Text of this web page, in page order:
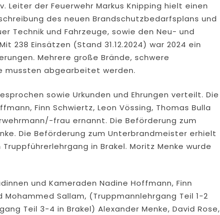
der Feuerwehr Markus Knipping hielt einen
des neuen Brandschutzbedarfsplans und
Technik und Fahrzeuge, sowie den Neu- und
238 Einsätzen (Stand 31.12.2024) war 2024 ein
Mehrere große Brände, schwere
mussten abgearbeitet werden.
sowie Urkunden und Ehrungen verteilt. Die
Finn Schwiertz, Leon Vössing, Thomas Bulla
frau ernannt. Die Beförderung zum
Die Beförderung zum Unterbrandmeister erhielt
in Brakel. Moritz Menke wurde
und Kameraden Nadine Hoffmann, Finn
Mohammed Sallam, (Truppmannlehrgang Teil 1-2
Teil 3-4 in Brakel) Alexander Menke, David Rose,